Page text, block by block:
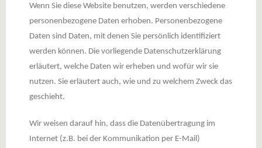
Wenn Sie diese Website benutzen, werden verschiedene
personenbezogene Daten erhoben. Personenbezogene
Daten sind Daten, mit denen Sie persönlich identifiziert
werden können. Die vorliegende Datenschutzerklärung
erläutert, welche Daten wir erheben und wofür wir sie
nutzen. Sie erläutert auch, wie und zu welchem Zweck das
geschieht.
Wir weisen darauf hin, dass die Datenübertragung im
Internet (z.B. bei der Kommunikation per E-Mail)